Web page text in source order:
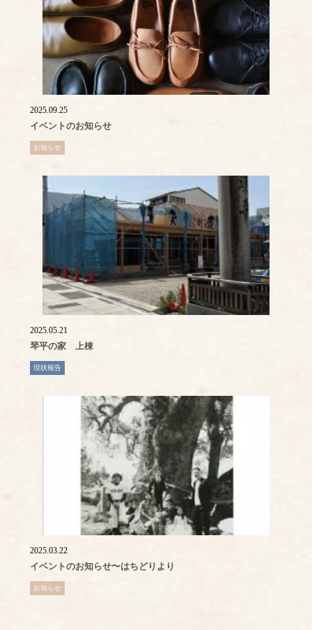
2025.09.25
イベントのお知らせ
お知らせ
2025.05.21
琴平の家 上棟
現状報告
2025.03.22
イベントのお知らせ〜はちどりより
お知らせ